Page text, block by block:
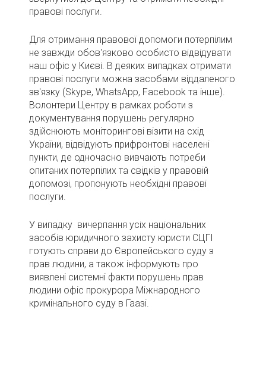
правові послуги.
Для отримання правової допомоги потерпілим
не завжди обов'язково особисто відвідувати
наш офіс у Києві. В деяких випадках отримати
правові послуги можна засобами віддаленого
зв'язку (Skype, WhatsApp, Facebook та інше).
Волонтери Центру в рамках роботи з
документування порушень регулярно
здійснюють моніторингові візити на схід
України, відвідують прифронтові населені
пункти, де одночасно вивчають потреби
опитаних потерпілих та свідків у правовій
допомозі, пропонують необхідні правові
послуги.
У випадку вичерпання усіх національних
засобів юридичного захисту юристи СЦГІ
готують справи до Європейського суду з
прав людини, а також інформують про
виявлені системні факти порушень прав
людини офіс прокурора Міжнародного
кримінального суду в Гаазі.